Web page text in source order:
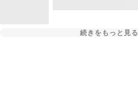
続きをもっと見る